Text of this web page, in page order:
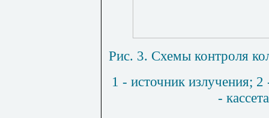
Рис. 3. Схемы контроля
1 - источник излучения;
-